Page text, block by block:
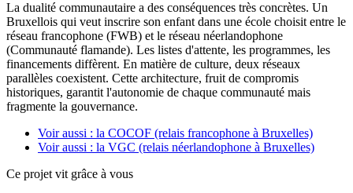
La dualité communautaire a des conséquences très concrètes. Un
Bruxellois qui veut inscrire son enfant dans une école choisit entre le
réseau francophone (FWB) et le réseau néerlandophone
(Communauté flamande). Les listes d'attente, les programmes, les
financements diffèrent. En matière de culture, deux réseaux
parallèles coexistent. Cette architecture, fruit de compromis
historiques, garantit l'autonomie de chaque communauté mais
fragmente la gouvernance.
Voir aussi : la COCOF (relais francophone à Bruxelles)
Voir aussi : la VGC (relais néerlandophone à Bruxelles)
Ce projet vit grâce à vous